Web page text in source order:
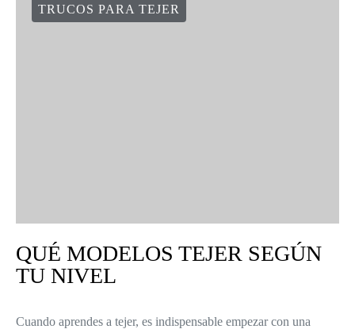
TRUCOS PARA TEJER
QUÉ MODELOS TEJER SEGÚN
TU NIVEL
Cuando aprendes a tejer, es indispensable empezar con una